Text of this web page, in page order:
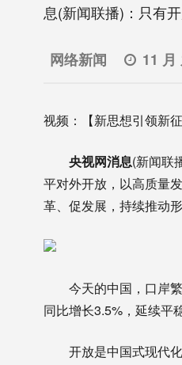
息(新闻联播)：只有
网络新闻 11 月
视频：【新思想引领新
央视网消息(新闻联
平对外开放，以高质量
革、促发展，持续推动
今天的中国，口岸繁
同比增长3.5%，延续平
开放是中国式现代化